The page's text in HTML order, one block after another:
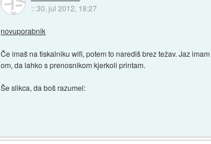
::30. jul 2012, 18:27
novuporabnik
Če imaš na tiskalniku wifi, potem to narediš brez težav. Jaz
om, da lahko s prenosnikom kjerkoli printam.
Še slikca, da boš razumel: